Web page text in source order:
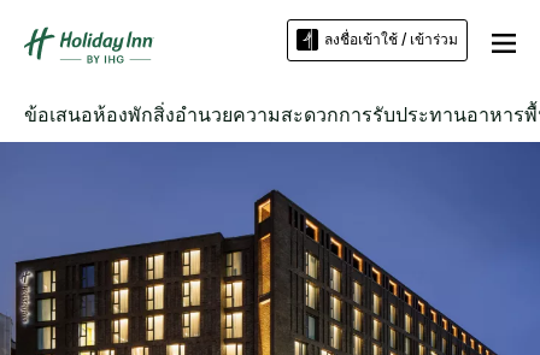
ลงชื่อเข้าใช้ / เข้าร่วม
ข้อเสนอห้องพักสิ่งอำนวยความสะดวกการรับประทานอาหาร